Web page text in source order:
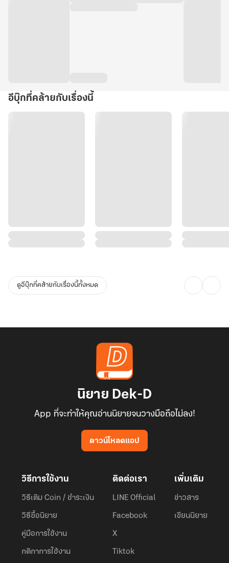
อีบุ๊กที่คล้ายกับเรื่องนี้
ดูอีบุ๊กที่คล้ายกับเรื่องนี้ทั้งหมด
นิยาย Dek-D
App ที่จะทำให้คุณอ่านนิยายจนวางมือถือไม่ลง!
ดาวน์โหลดแอป
วิธีการใช้งาน
วิธีเติม Coin / ชำระเงิน
วิธีซื้อนิยาย
คู่มือการใช้งาน
กติกาการใช้งาน
ติดต่อเรา
LINE Official
Facebook
X
Tiktok
เพิ่มเติม
ข่าวสาร
เขียนนิยาย